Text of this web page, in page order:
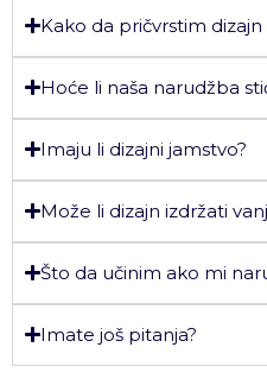
Kako da pričvrstim dizajn
Hoće li naša narudžba
Imaju li dizajni jamstvo?
Može li dizajn izdržati
Što da učinim ako mi
Imate još pitanja?